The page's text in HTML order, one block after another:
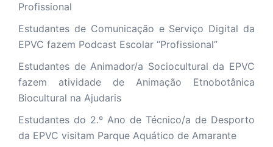
Profissional
Estudantes de Comunicação e Serviço Digital da
EPVC fazem Podcast Escolar “Profissional”
Estudantes de Animador/a Sociocultural da EPVC
fazem atividade de Animação Etnobotânica
Biocultural na Ajudaris
Estudantes do 2.º Ano de Técnico/a de Desporto
da EPVC visitam Parque Aquático de Amarante